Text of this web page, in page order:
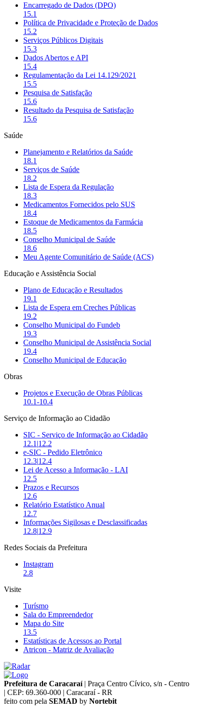
Encarregado de Dados (DPO)
15.1
Política de Privacidade e Proteção de Dados
15.2
Serviços Públicos Digitais
15.3
Dados Abertos e API
15.4
Regulamentação da Lei 14.129/2021
15.5
Pesquisa de Satisfação
15.6
Resultado da Pesquisa de Satisfação
15.6
Saúde
Planejamento e Relatórios da Saúde
18.1
Serviços de Saúde
18.2
Lista de Espera da Regulação
18.3
Medicamentos Fornecidos pelo SUS
18.4
Estoque de Medicamentos da Farmácia
18.5
Conselho Municipal de Saúde
18.6
Meu Agente Comunitário de Saúde (ACS)
Educação e Assistência Social
Plano de Educação e Resultados
19.1
Lista de Espera em Creches Públicas
19.2
Conselho Municipal do Fundeb
19.3
Conselho Municipal de Assistência Social
19.4
Conselho Municipal de Educação
Obras
Projetos e Execução de Obras Públicas
10.1-10.4
Serviço de Informação ao Cidadão
SIC - Serviço de Informação ao Cidadão
12.1 |12.2
e-SIC - Pedido Eletrônico
12.3|12.4
Lei de Acesso a Informação - LAI
12.5
Prazos e Recursos
12.6
Relatório Estatístico Anual
12.7
Informações Sigilosas e Desclassificadas
12.8|12.9
Redes Sociais da Prefeitura
Instagram
2.8
Visite
Turísmo
Sala do Empreendedor
Mapa do Site
13.5
Estatísticas de Acessos ao Portal
Atricon - Matriz de Avaliação
Prefeitura de Caracaraí | Praça Centro Cívico, s/n - Centro
| CEP: 69.360-000 | Caracaraí - RR
feito com pela SEMAD by Nortebit